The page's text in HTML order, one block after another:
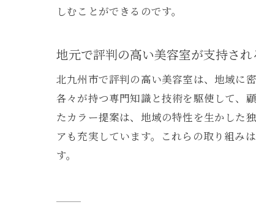
しむことができるのです。
地元で評判の高い美容室が支持され
北九州市で評判の高い美容室は、地域に
各々が持つ専門知識と技術を駆使して、
たカラー提案は、地域の特性を生かした
アも充実しています。これらの取り組み
す。